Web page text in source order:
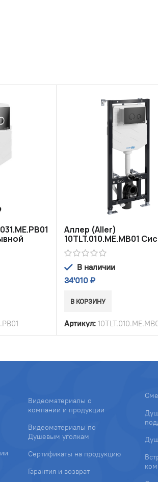
Аллер (Aller)
10TLT.010.ME.MB01
инсталляции для
В наличии
34'010 ₽
В КОРЗИНУ
Артикул:
Видеоматериалы о
компании и продукции
Видеоматериалы по
Душевым уголкам
Сертификаты на продукцию
Гарантия и возврат